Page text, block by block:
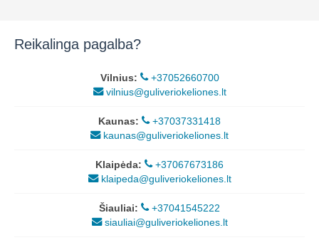
Reikalinga pagalba?
Vilnius:
+37052660700
vilnius@guliveriokeliones.lt
Kaunas:
+37037331418
kaunas@guliveriokeliones.lt
Klaipėda:
+37067673186
klaipeda@guliveriokeliones.lt
Šiauliai:
+37041545222
siauliai@guliveriokeliones.lt